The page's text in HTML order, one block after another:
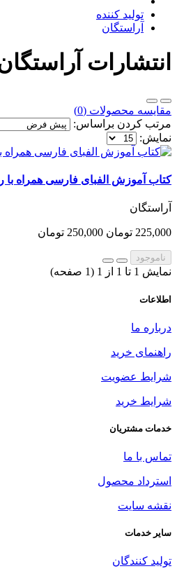
تولید کننده
آراستگان
انتشارات
مقایسه محصولات (0)
مرتب کردن براساس:
نمایش:
کتاب آموزش الفبای فارسی همراه با
آراستگان
225,000 تومان 250,000 تومان
ناموجود
نمایش 1 تا 1 از 1 (1 صفحه)
اطلاعات
درباره ما
راهنمای خرید
شرایط عضویت
شرایط خرید
خدمات مشتریان
تماس با ما
استرداد محصول
نقشه سایت
سایر خدمات
تولید کنندگان